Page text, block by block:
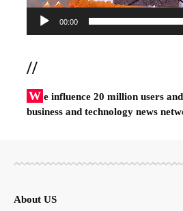
00:00
//
W e influence 20 million users
business and technology news
About US